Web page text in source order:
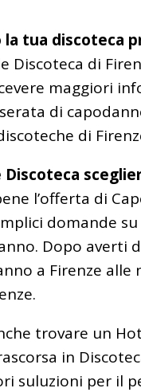
la tua discoteca
Discoteca di
maggiori
di
di
Discoteca
l’offerta di
domande
Dopo averti
a Firenze
trovare un
in
suluzioni per il